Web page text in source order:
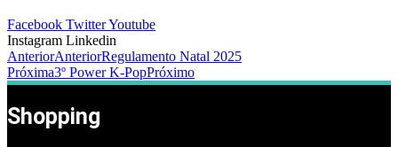
Facebook TwitterYoutube
Instagram Linkedin
AnteriorAnteriorRegulamento Natal 2025
Próxima3º Power K-PopPróximo
Shopping